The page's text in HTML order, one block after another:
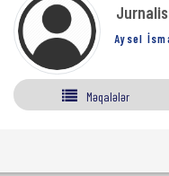
Aysel
Məqalələr